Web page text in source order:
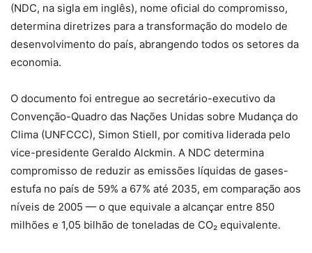
(NDC, na sigla em inglês), nome oficial do compromisso,
determina diretrizes para a transformação do modelo de
desenvolvimento do país, abrangendo todos os setores da
economia.
O documento foi entregue ao secretário-executivo da
Convenção-Quadro das Nações Unidas sobre Mudança do
Clima (UNFCCC), Simon Stiell, por comitiva liderada pelo
vice-presidente Geraldo Alckmin. A NDC determina
compromisso de reduzir as emissões líquidas de gases-
estufa no país de 59% a 67% até 2035, em comparação aos
níveis de 2005 — o que equivale a alcançar entre 850
milhões e 1,05 bilhão de toneladas de CO₂ equivalente.